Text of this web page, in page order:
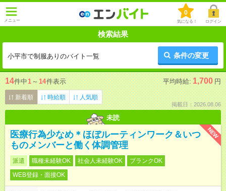
メニュー
0
気になる！ ログイン
検索結果
小平市で制服ありのバイト一覧 条件の変更
14件中1 ～ 14件表示 平均時給: 1,700 円
新着順 時給順 人気順
掲載日：2026.08.06
未読
NEW
医療行為少なめ＊ほぼルーティンワーク＆いつ
ものメンバーと働く体調管理
派遣 職種未経験OK 社会人未経験OK
ブランクOK
WEB登録・面接OK